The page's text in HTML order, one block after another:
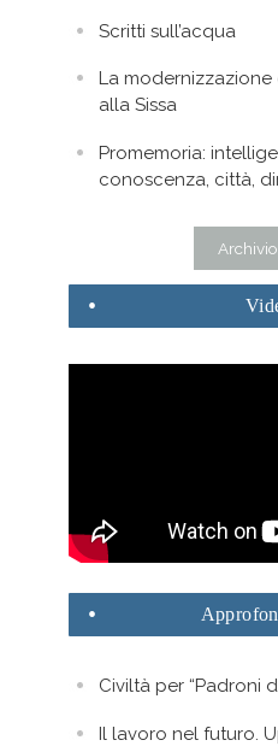
Scritti sull’acqua
La
alla Sissa
Promemoria:
conoscenza, città,
Civiltà per “Padroni
Il lavoro nel futuro.